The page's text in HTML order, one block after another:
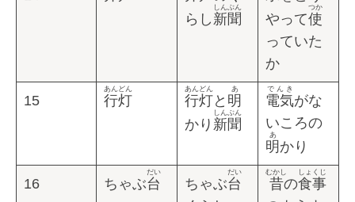
らし 新聞
しんぶん
やって使
つか
っていた
か
15 行灯
あんどん
行灯
あんどん
と 明
あ
かり 新聞
しんぶん
電気
でんき
がな
いころの
明
あ
かり
16 ちゃぶ台
だい
ちゃぶ台
だい
昔
むかし
の食事
しょくじ